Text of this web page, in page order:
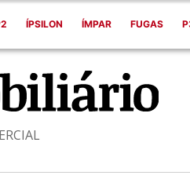
ÍPSILON ÍMPAR FUGAS